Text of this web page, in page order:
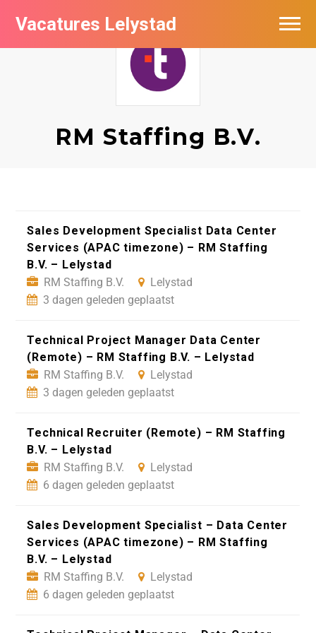
Vacatures Lelystad
RM Staffing B.V.
Sales Development Specialist Data Center
Services (APAC timezone) – RM Staffing
B.V. – Lelystad
RM Staffing B.V.
Lelystad
3 dagen geleden geplaatst
Technical Project Manager Data Center
(Remote) – RM Staffing B.V. – Lelystad
RM Staffing B.V.
Lelystad
3 dagen geleden geplaatst
Technical Recruiter (Remote) – RM Staffing
B.V. – Lelystad
RM Staffing B.V.
Lelystad
6 dagen geleden geplaatst
Sales Development Specialist – Data Center
Services (APAC timezone) – RM Staffing
B.V. – Lelystad
RM Staffing B.V.
Lelystad
6 dagen geleden geplaatst
Vacatures per bedrijf in Lelystad
De populairste vacatures in Lelystad